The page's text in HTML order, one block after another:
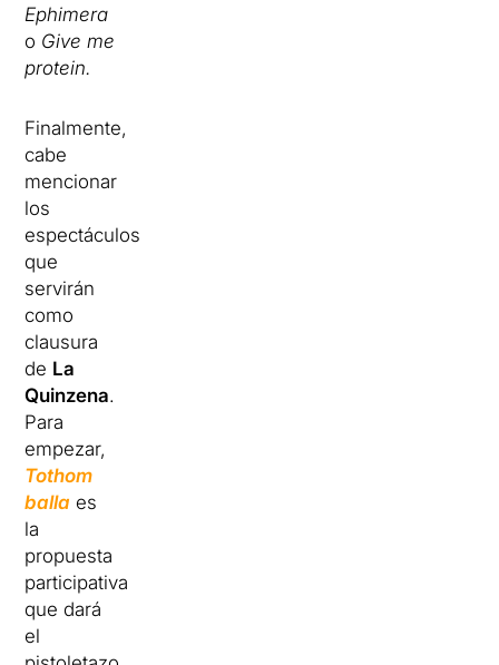
Ephimera
o Give me
protein.
Finalmente,
cabe
mencionar
los
espectáculos
que
servirán
como
clausura
de La
Quinzena.
Para
empezar,
Tothom
balla es
la
propuesta
participativa
que dará
el